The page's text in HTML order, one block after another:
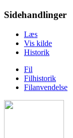
Sidehandlinger
Læs
Vis kilde
Historik
Fil
Filhistorik
Filanvendelse